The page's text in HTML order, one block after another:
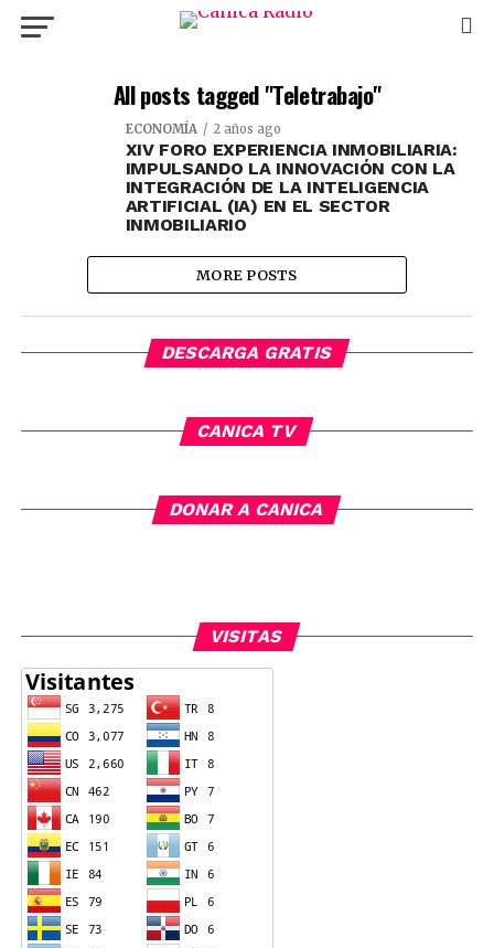
All posts tagged "Teletrabajo"
ECONOMÍA 2 años ago
XIV FORO EXPERIENCIA INMOBILIARIA:
IMPULSANDO LA INNOVACIÓN CON LA
INTEGRACIÓN DE LA INTELIGENCIA
ARTIFICIAL (IA) EN EL SECTOR
INMOBILIARIO
MORE POSTS
DESCARGA GRATIS
CANICA TV
DONAR A CANICA
VISITAS